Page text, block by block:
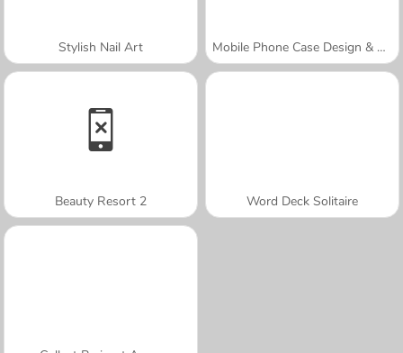
Stylish Nail Art Mobile Phone Case Design & DIY
Beauty Resort 2 Word Deck Solitaire